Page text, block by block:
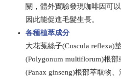
關，體外實驗發現咖啡因可
因此能促進毛髮生長。
各種植萃成分
大花菟絲子(Cuscula reflexa)
(Polygonum multiflorum)根
(Panax ginseng)根部萃取物